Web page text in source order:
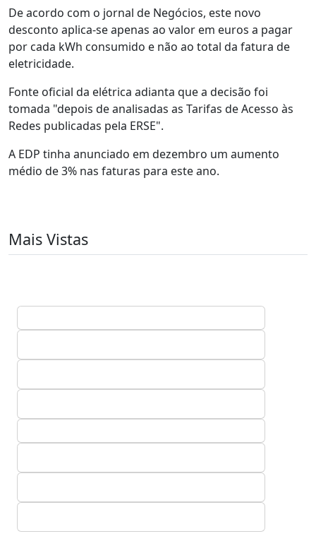
De acordo com o jornal de Negócios, este novo
desconto aplica-se apenas ao valor em euros a pagar
por cada kWh consumido e não ao total da fatura de
eletricidade.
Fonte oficial da elétrica adianta que a decisão foi
tomada "depois de analisadas as Tarifas de Acesso às
Redes publicadas pela ERSE".
A EDP tinha anunciado em dezembro um aumento
médio de 3% nas faturas para este ano.
Mais Vistas